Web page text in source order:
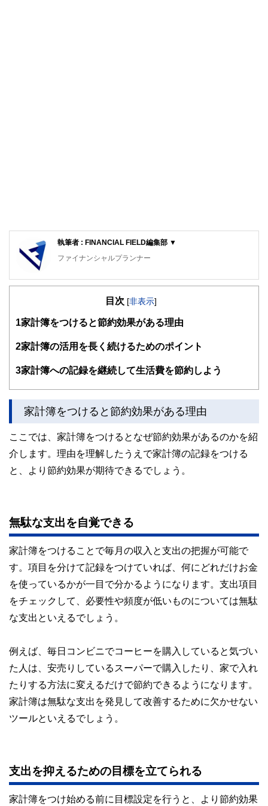
執筆者 : FINANCIAL FIELD編集部 ▼
ファイナンシャルプランナー
FinancialField編集部は、金融、経済に関する記事を、日々
知識がない方でも理解できるようわかりやすく発信していま
得者を中心に「お金や暮らし」に関する書籍・雑誌の編集経
験者で構成され、企画立案から記事掲載まですべての工程に
ドバイザー、DCプランナー、公認会計士、社会保険労務
士、行政書士、投資アナリスト、キャリアコンサルタントな
かしく感じられる年金や税金、相続、保険、ローンなどの話
をわかりやすく発信している点です。
このように編集経験豊富なメンバーと金融や経済に精通した
私たちは、快適でより良い生活のアイデアを提供するお金の
目次 [非表示]
1家計簿をつけると節約効果がある理由
2家計簿の活用を長く続けるためのポイント
3家計簿への記録を継続して生活費を節約しよう
家計簿をつけると節約効果がある理由
ここでは、家計簿をつけるとなぜ節約効果があるのかを紹
介します。理由を理解したうえで家計簿の記録をつける
と、より節約効果が期待できるでしょう。
無駄な支出を自覚できる
家計簿をつけることで毎月の収入と支出の把握が可能で
す。項目を分けて記録をつけていれば、何にどれだけお金
を使っているかが一目で分かるようになります。支出項目
をチェックして、必要性や頻度が低いものについては無駄
な支出といえるでしょう。
例えば、毎日コンビニでコーヒーを購入していると気づい
た人は、安売りしているスーパーで購入したり、家で入れ
たりする方法に変えるだけで節約できるようになります。
家計簿は無駄な支出を発見して改善するために欠かせない
ツールといえるでしょう。
支出を抑えるための目標を立てられる
家計簿をつけ始める前に目標設定を行うと、より節約効果